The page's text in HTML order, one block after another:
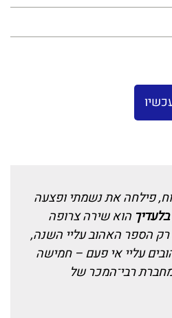
פילחה את נשמתי ופצעה
בלעדיך הוא שירה צרופה
הספר האהוב עליי השנה,
עליי אי פעם – חמישה
רבי־המכר של